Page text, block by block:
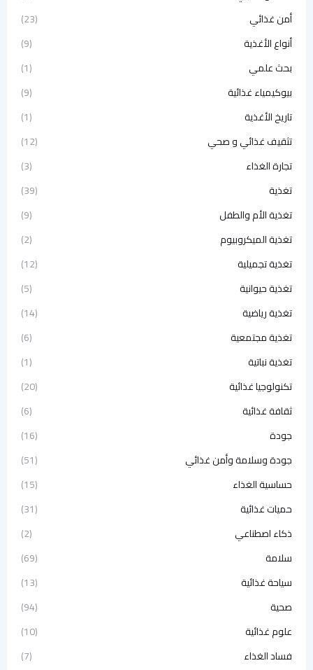
أمن غذائي
(23)
أنواع الأغذية
(9)
بحث علمي
(1)
بيوكيمياء غذائية
(9)
تاريخ الأغذية
(1)
تثقيف غذائي و صحي
(12)
تجارة الغذاء
(3)
تغذية
(39)
تغذية الأم والطفل
(9)
تغذية الميكروبيوم
(2)
تغذية تجميلية
(12)
تغذية حيوانية
(5)
تغذية رياضية
(14)
تغذية مجتمعية
(6)
تغذية نباتية
(1)
تكنولوجيا غذائية
(20)
ثقافة غذائية
(6)
جودة
(16)
جودة وسلامة وأمن غذائي
(51)
حساسية الغذاء
(15)
حميات غذائية
(31)
ذكاء اصطناعي
(2)
سلامة
(69)
سياحة غذائية
(13)
صحية
(94)
علوم غذائية
(10)
فساد الغذاء
(7)